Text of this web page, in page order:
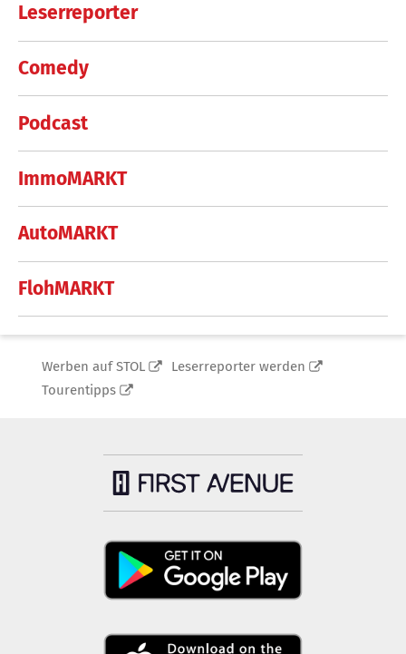
Leserreporter
Comedy
Podcast
ImmoMARKT
AutoMARKT
FlohMARKT
Werben auf STOL
Leserreporter werden
Tourentipps